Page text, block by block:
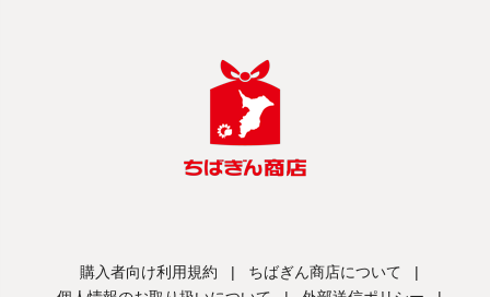
購入者向け利用規約 | ちばぎん商店について
|